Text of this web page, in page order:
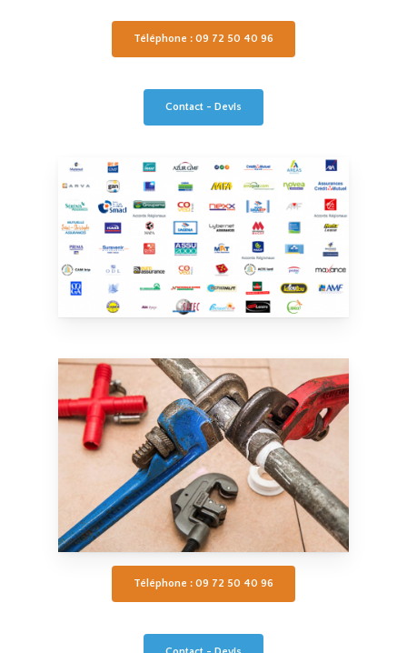
Téléphone : 09 72 50 40 96
Contact - Devis
Téléphone : 09 72 50 40 96